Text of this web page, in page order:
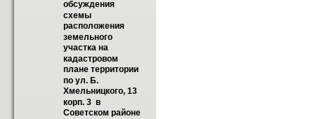
обсуждения
схемы
расположения
земельного
участка на
кадастровом
плане территории
по ул. Б.
Хмельницкого, 13
корп. 3  в
Советском районе